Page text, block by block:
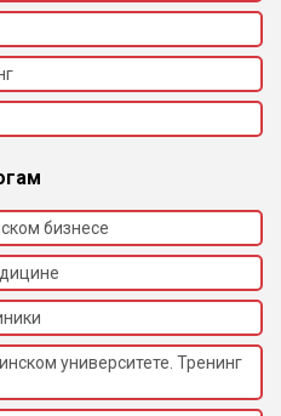
бизнесе
университете. Тренинг